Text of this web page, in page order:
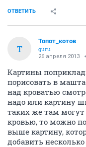
ОТВЕТИТЬ
Т
Топот_котов
guru
26 апреля 2013
Картины
порисовать в
над кроватью
надо или картину
таких же там
кровью, то можно
выше картину,
добавить